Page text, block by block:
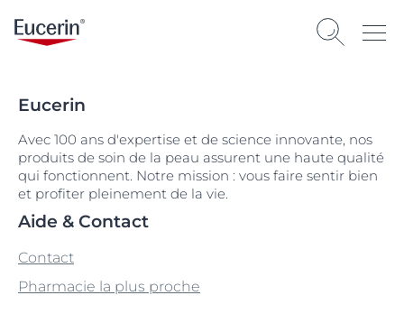
Eucerin
Avec 100 ans d'expertise et de science innovante, nos
produits de soin de la peau assurent une haute qualité
qui fonctionnent. Notre mission : vous faire sentir bien
et profiter pleinement de la vie.
Aide & Contact
Contact
Pharmacie la plus proche